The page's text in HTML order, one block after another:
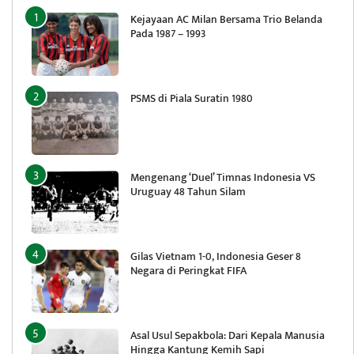
Kejayaan AC Milan Bersama Trio Belanda
Pada 1987 – 1993
PSMS di Piala Suratin 1980
Mengenang ‘Duel’ Timnas Indonesia VS
Uruguay 48 Tahun Silam
Gilas Vietnam 1-0, Indonesia Geser 8
Negara di Peringkat FIFA
Asal Usul Sepakbola: Dari Kepala Manusia
Hingga Kantung Kemih Sapi